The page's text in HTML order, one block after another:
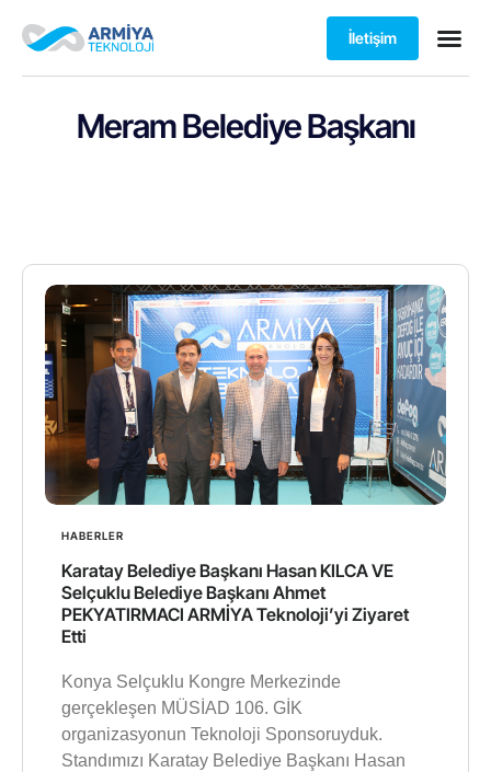
İletişim
Meram Belediye Başkanı
HABERLER
Karatay Belediye Başkanı Hasan KILCA VE
Selçuklu Belediye Başkanı Ahmet
PEKYATIRMACI ARMİYA Teknoloji’yi Ziyaret
Etti
Konya Selçuklu Kongre Merkezinde
gerçekleşen MÜSİAD 106. GİK
organizasyonun Teknoloji Sponsoruyduk.
Standımızı Karatay Belediye Başkanı Hasan